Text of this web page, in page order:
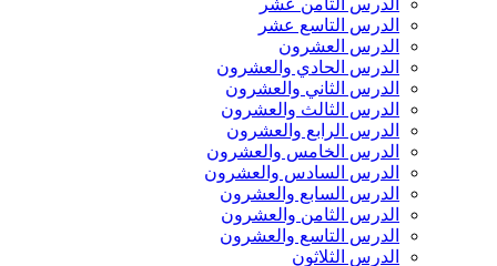
الدرس التاسع عشر
الدرس العشرون
الدرس الحادي والعشرون
الدرس الثاني والعشرون
الدرس الثالث والعشرون
الدرس الرابع والعشرون
الدرس الخامس والعشرون
الدرس السادس والعشرون
الدرس السابع والعشرون
الدرس الثامن والعشرون
الدرس التاسع والعشرون
الدرس الثلاثون